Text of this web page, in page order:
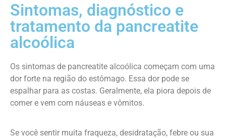
Sintomas, diagnóstico e
tratamento da pancreatite
alcoólica
Os sintomas de pancreatite alcoólica começam com uma
dor forte na região do estômago. Essa dor pode se
espalhar para as costas. Geralmente, ela piora depois de
comer e vem com náuseas e vômitos.
Se você sentir muita fraqueza, desidratação, febre ou sua